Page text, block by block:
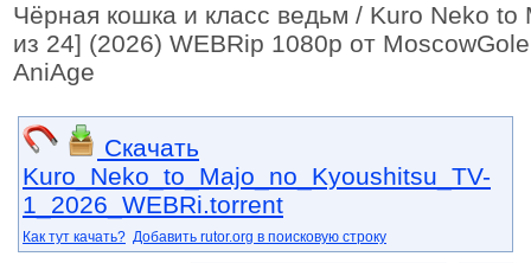
Чёрная кошка и класс ведьм / Kuro Neko
из 24] (2026) WEBRip 1080p от
AniAge
Скачать
Kuro_Neko_to_Majo_no_Kyoushitsu_TV-
1_2026_WEBRi.torrent
Как тут качать? Добавить rutor.org в поисковую строку